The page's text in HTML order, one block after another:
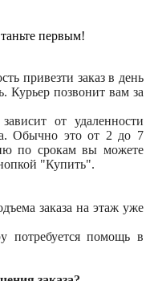
первым!
привезти заказ в день
позвонит вам за
от удаленности
Обычно это от 2 до 7
по срокам вы можете
"Купить".
заказа на этаж уже
потребуется помощь в